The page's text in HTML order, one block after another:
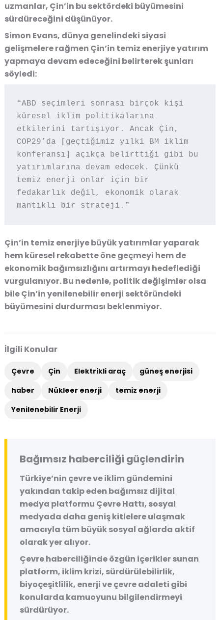
uzmanlar, Çin’in bu sektördeki büyümesini
sürdüreceğini düşünüyor.
Simon Evans, dünya genelindeki siyasi
gelişmelere rağmen Çin’in temiz enerjiye yatırım
yapmaya devam edeceğini belirterek şunları
söyledi:
❝ABD seçimleri sonrası birçok kişi
küresel iklim politikalarına
etkilerini tartışıyor. Ancak Çin,
COP29’da [geçtiğimiz yılki BM iklim
konferansı] açıkça belirttiği gibi bu
yatırımlarına devam edecek. Çünkü
temiz enerji onlar için bir
fedakarlık değil, ekonomik olarak
mantıklı bir strateji.❞
Çin’in temiz enerjiye büyük yatırımlar yaparak
hem küresel rekabette öne geçmeyi hem de
ekonomik bağımsızlığını artırmayı hedeflediği
vurgulanıyor. Bu nedenle, politik değişimler olsa
bile Çin’in yenilenebilir enerji sektöründeki
büyümesini durdurması beklenmiyor.
İlgili Konular
Çevre Çin Elektrikli araç
güneş enerjisi
haber
Nükleer enerji
temiz enerji
Yenilenebilir Enerji
Bağımsız haberciliği güçlendirin
Türkiye’nin çevre ve iklim gündemini
yakından takip eden bağımsız dijital
medya platformu Çevre Hattı, sosyal
medyada daha geniş kitlelere ulaşmak
amacıyla tüm büyük sosyal ağlarda aktif
olarak yer alıyor.
Çevre haberciliğinde özgün içerikler sunan
platform, iklim krizi, sürdürülebilirlik,
biyoçeşitlilik, enerji ve çevre adaleti gibi
konularda kamuoyunu bilgilendirmeyi
sürdürüyor.